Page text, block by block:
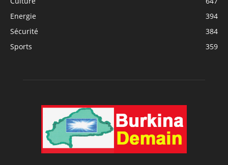
Energie
394
Sécurité
384
Sports
359